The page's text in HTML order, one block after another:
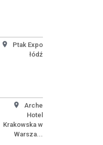
Ptak Expo
łódź
Arche
Hotel
Krakowska w
Warsza...